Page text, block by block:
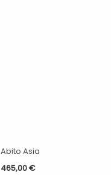
Abito Asia
465,00€